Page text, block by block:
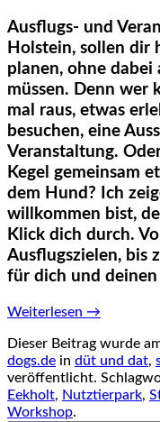
Ausflugs- und
Holstein, sollen dir
planen, ohne
müssen. Denn wer
mal raus, etwas
besuchen, eine
Veranstaltung.
Kegel gemeinsam
dem Hund? Ich
willkommen bist,
Klick dich durch.
Ausflugszielen, bis
für dich und deinen
Weiterlesen →
Dieser Beitrag wurde
dogs.de in düt und dat,
veröffentlicht.
Eekholt, Nutztierpark,
Workshop.